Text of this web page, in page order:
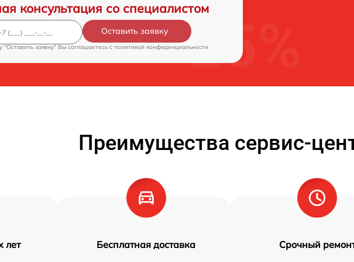
консультация со специалистом
Оставить заявку
"Оставить заявку" Вы соглашаетесь c политикой конфиденциальности
Преимущества сервис-
лет Бесплатная доставка Срочный